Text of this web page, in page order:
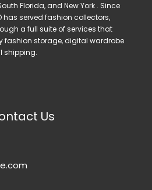
Florida, and New York . Since
has served fashion collectors,
a full suite of services that
storage, digital wardrobe
shipping.
Us